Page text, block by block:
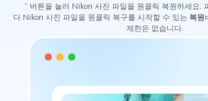
” 버튼을 눌러 Nikon 사진 파일을 원클릭 복원하세요.
다.Nikon 사진 파일을 원클릭 복구를 시작할 수 있는 복원
제한은 없습니다.